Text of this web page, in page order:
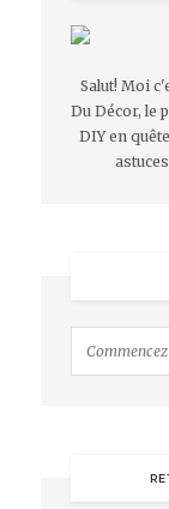
Salut! Moi
Du Décor, le
DIY en